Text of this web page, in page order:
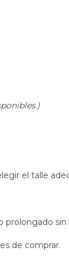
el talle
prolongado sin
de comprar.